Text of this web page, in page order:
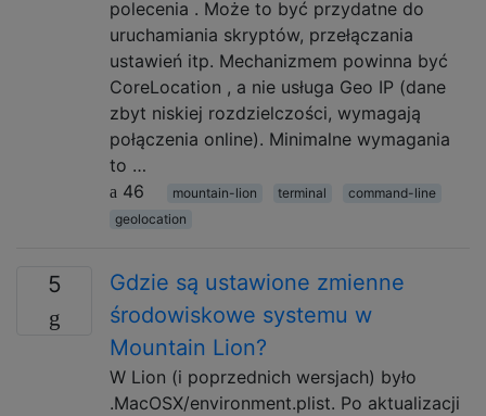
polecenia . Może to być przydatne do
uruchamiania skryptów, przełączania
ustawień itp. Mechanizmem powinna być
CoreLocation , a nie usługa Geo IP (dane
zbyt niskiej rozdzielczości, wymagają
połączenia online). Minimalne wymagania
to …
46
mountain-lion terminal
command-line
geolocation
5
Gdzie są ustawione zmienne
środowiskowe systemu w
Mountain Lion?
W Lion (i poprzednich wersjach) było
.MacOSX/environment.plist. Po aktualizacji